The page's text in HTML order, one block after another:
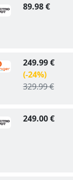
89.98 €
249.99 €
(-24%)
329.99 €
249.00 €